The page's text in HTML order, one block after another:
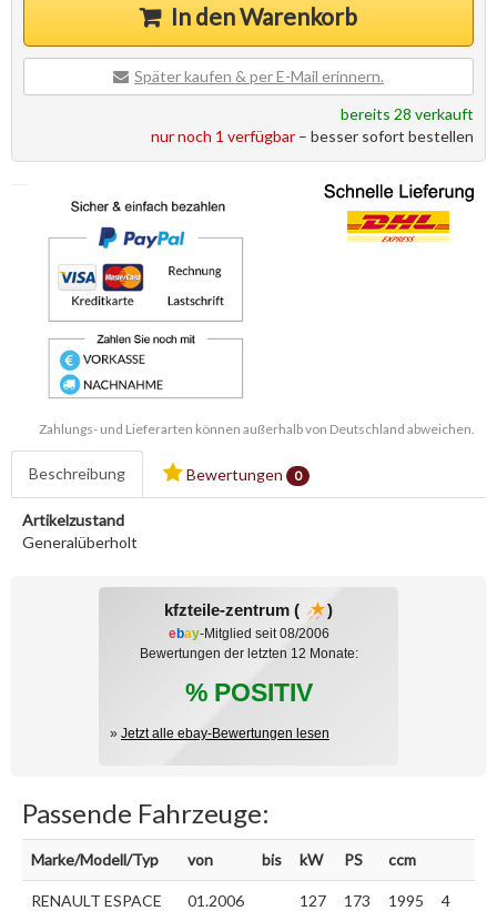
In den Warenkorb
Später kaufen & per E-Mail erinnern.
bereits 28 verkauft
nur noch 1 verfügbar – besser sofort bestellen
Zahlungs- und Lieferarten können außerhalb von Deutschland abweichen.
Beschreibung Bewertungen 0
Artikelzustand
Generalüberholt
kfzteile-zentrum ( )
ebay-Mitglied seit 08/2006
Bewertungen der letzten 12 Monate:
% POSITIV
» Jetzt alle ebay-Bewertungen lesen
Passende Fahrzeuge:
Marke/Modell/Typ von bis kW PS ccm
RENAULT ESPACE
01.2006 127 173 1995
4